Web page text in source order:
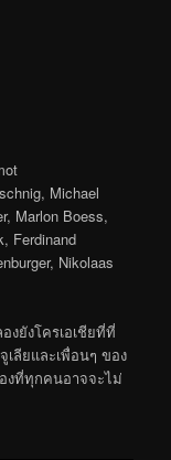
Michael
Marlon Boess,
Ferdinand
Nikolaas
งยังโครเอเชียที่ที่
ลียและเพื่อนๆ ของ
งที่ทุกคนอาจจะไม่